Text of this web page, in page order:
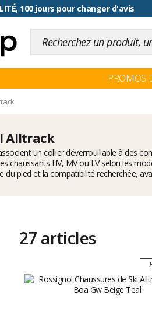
100 jours pour changer d'avis
PROMOS
Alltrack
un collier déverrouillable à des
chaussants HV, MV ou LV selon les
pied et la compatibilité recherchée,
27 articles